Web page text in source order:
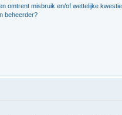
omtrent misbruik en/of wettelijke
beheerder?